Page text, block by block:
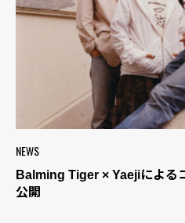
NEWS
Balming Tiger × Yaejiによる
公開